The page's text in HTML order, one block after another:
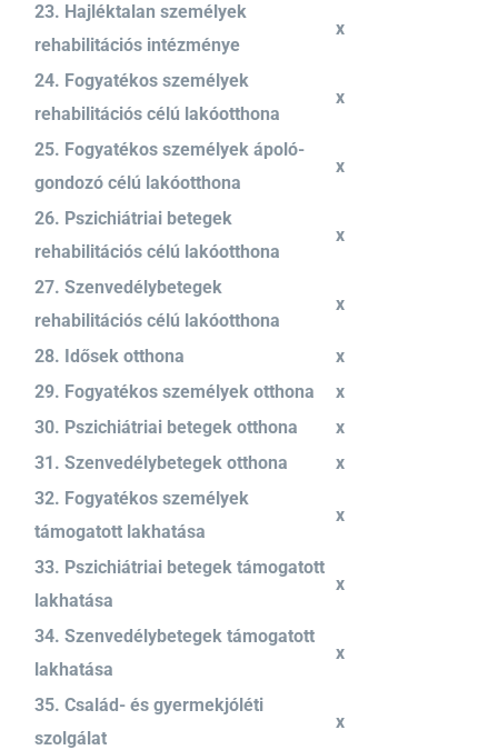
23. Hajléktalan személyek
rehabilitációs intézménye
x
24. Fogyatékos személyek
rehabilitációs célú lakóotthona
x
25. Fogyatékos személyek ápoló-
gondozó célú lakóotthona
x
26. Pszichiátriai betegek
rehabilitációs célú lakóotthona
x
27. Szenvedélybetegek
rehabilitációs célú lakóotthona
x
28. Idősek otthona
x
29. Fogyatékos személyek otthona
x
30. Pszichiátriai betegek otthona
x
31. Szenvedélybetegek otthona
x
32. Fogyatékos személyek
támogatott lakhatása
x
33. Pszichiátriai betegek támogatott
lakhatása
x
34. Szenvedélybetegek támogatott
lakhatása
x
35. Család- és gyermekjóléti
szolgálat
x